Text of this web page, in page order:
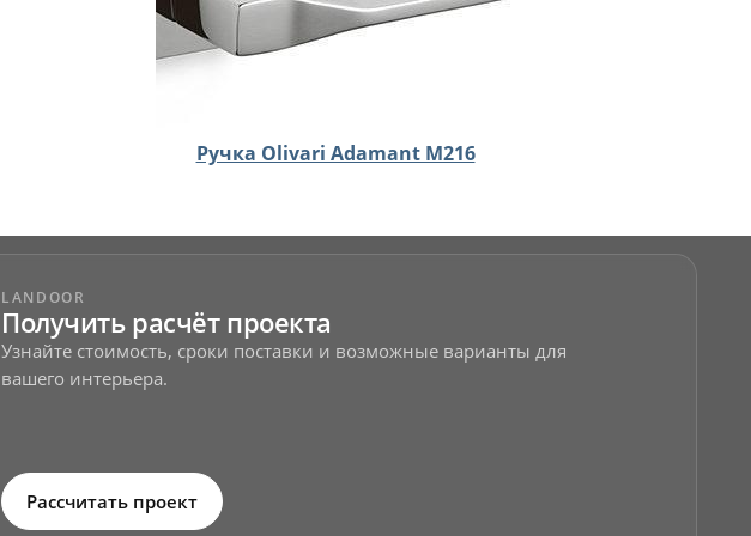
Ручка Olivari Adamant M216
LANDOOR
Получить расчёт проекта
Узнайте стоимость, сроки поставки и возможные варианты для
вашего интерьера.
Рассчитать проект